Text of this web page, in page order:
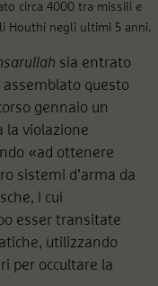
circa 4000 tra missili e
Houthi negli ultimi 5 anni.
sia entrato
questo
gennaio un
la violazione
«ad ottenere
sistemi d’arma da
i cui
esser transitate
utilizzando
per occultare la